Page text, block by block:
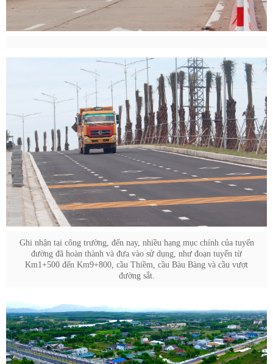
Ghi nhận tại công trường, đến nay, nhiều hạng mục chính của tuyến
đường đã hoàn thành và đưa vào sử dụng, như đoạn tuyến từ
Km1+500 đến Km9+800, cầu Thiềm, cầu Bàu Bàng và cầu vượt
đường sắt.